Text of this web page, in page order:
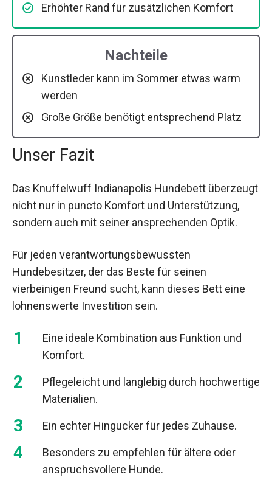
Erhöhter Rand für zusätzlichen Komfort
Nachteile
Kunstleder kann im Sommer etwas warm
werden
Große Größe benötigt entsprechend Platz
Unser Fazit
Das Knuffelwuff Indianapolis Hundebett überzeugt
nicht nur in puncto Komfort und Unterstützung,
sondern auch mit seiner ansprechenden Optik.
Für jeden verantwortungsbewussten
Hundebesitzer, der das Beste für seinen
vierbeinigen Freund sucht, kann dieses Bett eine
lohnenswerte Investition sein.
Eine ideale Kombination aus Funktion und
Komfort.
Pflegeleicht und langlebig durch hochwertige
Materialien.
Ein echter Hingucker für jedes Zuhause.
Besonders zu empfehlen für ältere oder
anspruchsvollere Hunde.